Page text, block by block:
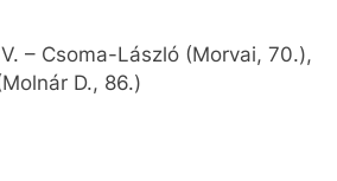
– Csoma-László (Morvai, 70.),
D., 86.)